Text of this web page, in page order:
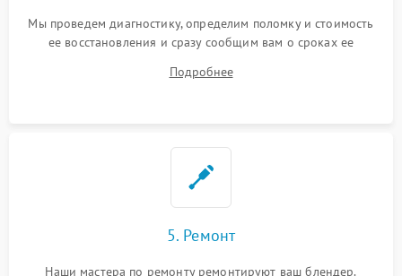
Мы проведем диагностику, определим поломку и стоимость
ее восстановления и сразу сообщим вам о сроках ее
Подробнее
5. Ремонт
Наши мастера по ремонту ремонтируют ваш блендер.